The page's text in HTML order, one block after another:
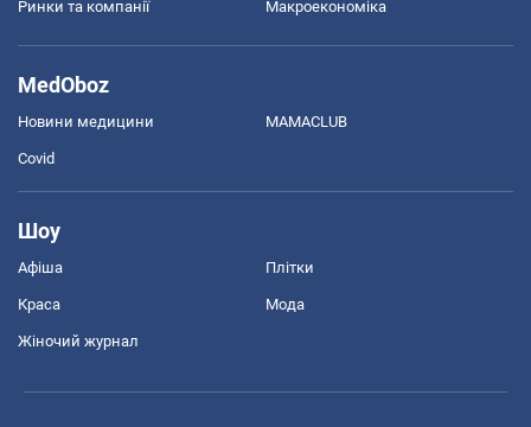
Ринки та компанії Макроекономіка
MedOboz
Новини медицини MAMACLUB
Covid
Шоу
Афіша Плітки
Краса Мода
Жіночий журнал